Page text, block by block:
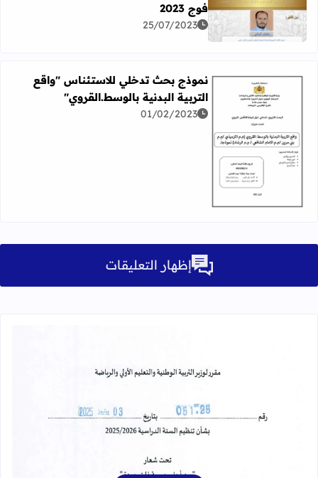
اقرأ المزيد عن عرض خاص بالاساتذة الخريجين الجدد فوج 2023
فوج 2023
25/07/2023
اقرأ المزيد عن نموذج بحث تدخلي للاستئناس "واقع التربية
نموذج بحث تدخلي للاستئناس "واقع
التربية البدنية بالوسط.القروي"
01/02/2023
إظهار التعليقات
قراءة المزيد عن مقرر تنظيم السنة الدراسية